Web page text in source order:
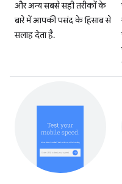
और अन्य सबसे सही तरीकों के
बारे में आपकी पसंद के हिसाब से
सलाह देता है.